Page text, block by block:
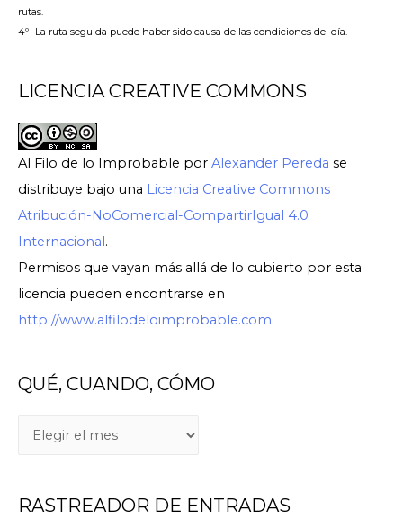
rutas.
4º- La ruta seguida puede haber sido causa de las condiciones del día.
LICENCIA CREATIVE COMMONS
Al Filo de lo Improbable por Alexander Pereda se
distribuye bajo una Licencia Creative Commons
Atribución-NoComercial-CompartirIgual 4.0
Internacional .
Permisos que vayan más allá de lo cubierto por esta
licencia pueden encontrarse en
http://www.alfilodeloimprobable.com.
QUÉ, CUANDO, CÓMO
RASTREADOR DE ENTRADAS